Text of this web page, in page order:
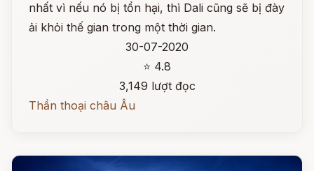
nhất vì nếu nó bị tổn hại, thì Dali cũng sẽ bị đày
ải khỏi thế gian trong một thời gian.
30-07-2020
⭐ 4.8
3,149 lượt đọc
Thần thoại châu Âu